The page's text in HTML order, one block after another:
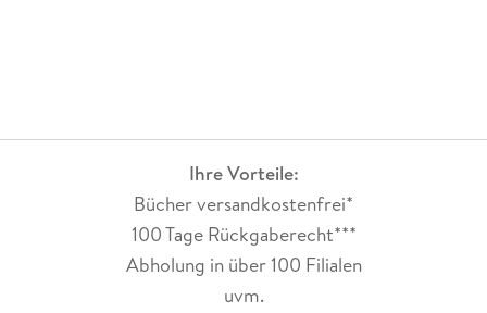
Ihre Vorteile:
Bücher versandkostenfrei*
100 Tage Rückgaberecht***
Abholung in über 100 Filialen
uvm.